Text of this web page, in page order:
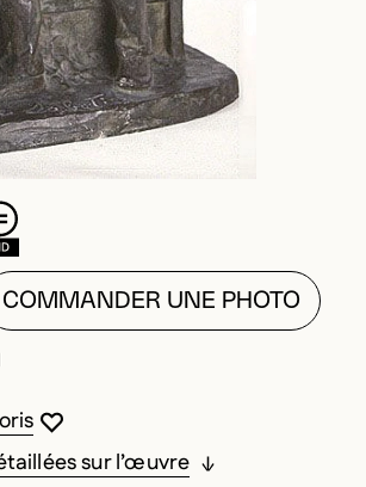
PLUS SUR CETTE IMAGE
MODALE
COMMANDER UNE PHOTO
devez être connecté pour ajouter
la modale
la modale
sur l’œuvre